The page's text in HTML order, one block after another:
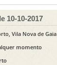
10-10-2017
Vila Nova de Gaia
momento